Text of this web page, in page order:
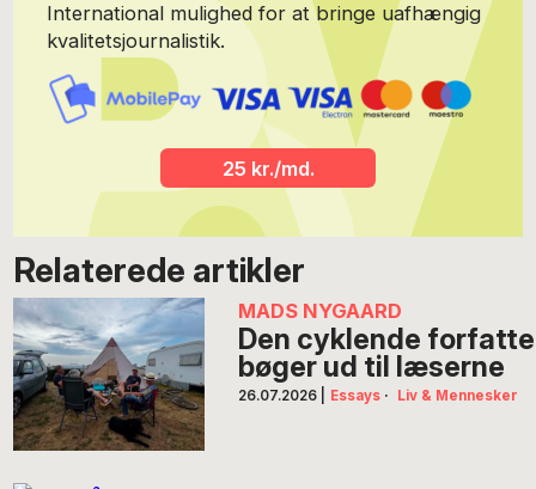
International mulighed for at bringe uafhængig
kvalitetsjournalistik.
25 kr./md.
Relaterede artikler
MADS NYGAARD
Den cyklende
bøger ud til læserne
26.07.2026 Essays · Liv & Mennesker